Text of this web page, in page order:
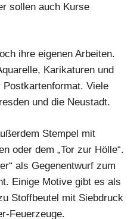
sollen auch Kurse
ihre eigenen Arbeiten.
Karikaturen und
Viele
und die Neustadt.
Stempel mit
oder dem „Tor zur Hölle“.
als Gegenentwurf zum
Einige Motive gibt es als
Stoffbeutel mit Siebdruck
Feuerzeuge.